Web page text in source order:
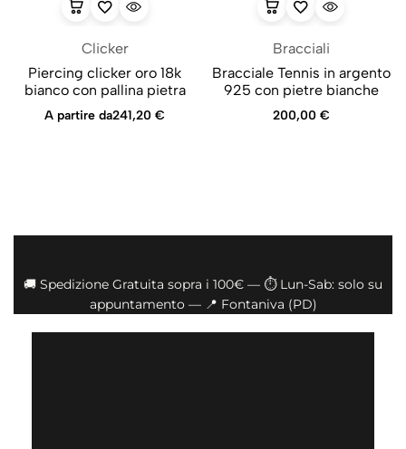
Clicker
Piercing clicker oro 18k
bianco con pallina pietra
A partire da241,20€
Bracciali
Bracciale Tennis in argento
925 con pietre bianche
200,00 €
🚚 Spedizione Gratuita sopra i 100€ — ⏱️ Lun-Sab: solo su
appuntamento — 📍 Fontaniva (PD)